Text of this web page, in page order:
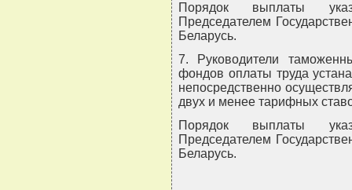
Порядок выплаты
Председателем
Беларусь.
7. Руководители
фондов оплаты труда
непосредственно
двух и менее тарифных
Порядок выплаты
Председателем
Беларусь.